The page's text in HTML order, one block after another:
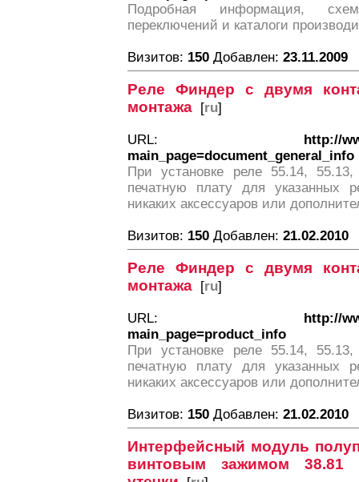
Подробная информация,
переключений и каталоги
Визитов: 150 Добавлен: 23.11.2009
Реле Финдер с двумя
монтажа [ru]
URL: http://
main_page=document_general_info
При установке реле 55.14, 55.13,
печатную плату для указанных
никаких аксессуаров или
Визитов: 150 Добавлен: 21.02.2010
Реле Финдер с двумя
монтажа [ru]
URL: http://
main_page=product_info
При установке реле 55.14, 55.13,
печатную плату для указанных
никаких аксессуаров или
Визитов: 150 Добавлен: 21.02.2010
Интерфейсный модуль
винтовым зажимом 38.81